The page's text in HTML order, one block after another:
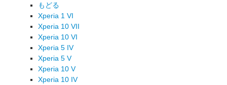
もどる
Xperia 1 VI
Xperia 10 VII
Xperia 10 VI
Xperia 5 IV
Xperia 5 V
Xperia 10 V
Xperia 10 IV